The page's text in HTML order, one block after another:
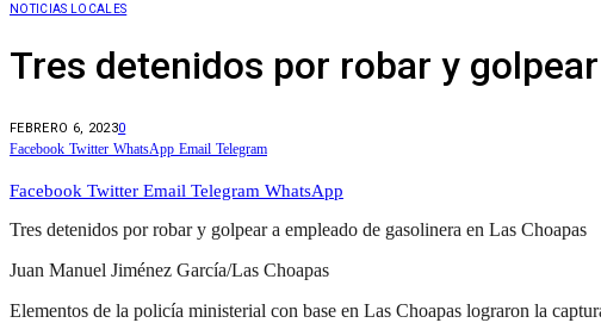
NOTICIAS LOCALES
Tres detenidos por robar y
FEBRERO 6, 20230
Facebook Twitter WhatsApp Email Telegram
Facebook Twitter Email Telegram WhatsApp
Tres detenidos por robar y golpear a empleado de gasolinera en Las Choapas
Juan Manuel Jiménez García/Las Choapas
Elementos de la policía ministerial con base en Las Choapas lograron la